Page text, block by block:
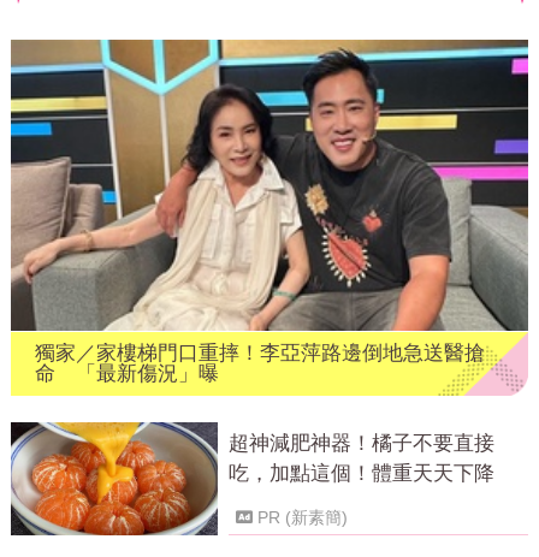
獨家／家樓梯門口重摔！李亞萍路邊倒地急送醫搶
命 「最新傷況」曝
超神減肥神器！橘子不要直接
吃，加點這個！體重天天下降
PR (新素簡)